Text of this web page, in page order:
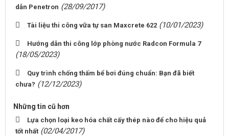
dẫn Penetron (28/09/2017)
Tài liệu thi công vữa tự san Maxcrete 622 (10/01/2023)
Hướng dẫn thi công lớp phòng nước Radcon Formula 7
(18/05/2023)
Quy trình chống thấm bể bơi đúng chuẩn: Bạn đã biết
chưa? (12/12/2023)
Những tin cũ hơn
Lựa chọn loại keo hóa chất cấy thép nào để cho hiệu quả
tốt nhất (02/04/2017)